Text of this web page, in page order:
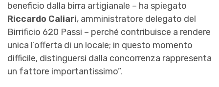
beneficio dalla birra artigianale – ha spiegato
Riccardo Caliari, amministratore delegato del
Birrificio 620 Passi – perché contribuisce a rendere
unica l’offerta di un locale; in questo momento
difficile, distinguersi dalla concorrenza rappresenta
un fattore importantissimo”.